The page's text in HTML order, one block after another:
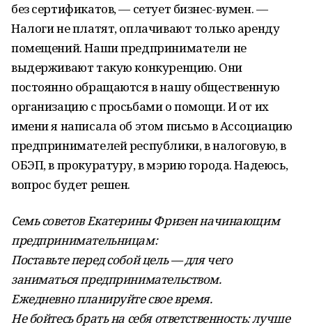
без сертификатов, — сетует бизнес-вумен. —
Налоги не платят, оплачивают только аренду
помещений. Наши предприниматели не
выдерживают такую конкуренцию. Они
постоянно обращаются в нашу общественную
организацию с просьбами о помощи. И от их
имени я написала об этом письмо в Ассоциацию
предпринимателей республики, в налоговую, в
ОБЭП, в прокуратуру, в мэрию города. Надеюсь,
вопрос будет решен.
Семь советов Екатерины Фризен начинающим
предпринимательницам:
Поставьте перед собой цель — для чего
заниматься предпринимательством.
Ежедневно планируйте свое время.
Не бойтесь брать на себя ответственность: лучше